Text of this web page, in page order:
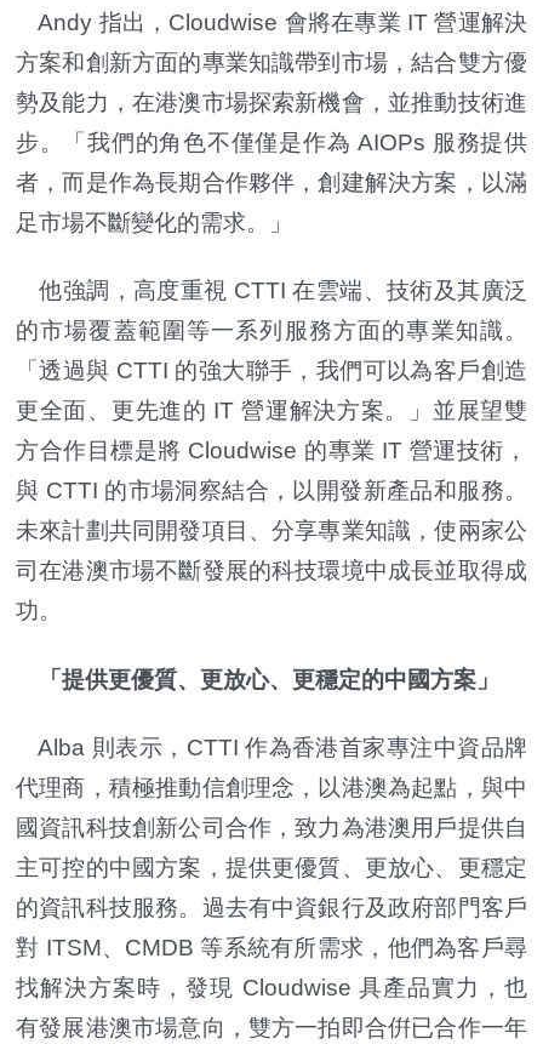
Andy 指出，Cloudwise 會將在專業 IT 營運解決
方案和創新方面的專業知識帶到市場，結合雙方優
勢及能力，在港澳市場探索新機會，並推動技術進
步。「我們的角色不僅僅是作為 AIOPs 服務提供
者，而是作為長期合作夥伴，創建解決方案，以滿
足市場不斷變化的需求。」
他強調，高度重視 CTTI 在雲端、技術及其廣泛
的市場覆蓋範圍等一系列服務方面的專業知識。
「透過與 CTTI 的強大聯手，我們可以為客戶創造
更全面、更先進的 IT 營運解決方案。」並展望雙
方合作目標是將 Cloudwise 的專業 IT 營運技術，
與 CTTI 的市場洞察結合，以開發新產品和服務。
未來計劃共同開發項目、分享專業知識，使兩家公
司在港澳市場不斷發展的科技環境中成長並取得成
功。
「提供更優質、更放心、更穩定的中國方案」
Alba 則表示，CTTI 作為香港首家專注中資品牌
代理商，積極推動信創理念，以港澳為起點，與中
國資訊科技創新公司合作，致力為港澳用戶提供自
主可控的中國方案，提供更優質、更放心、更穩定
的資訊科技服務。過去有中資銀行及政府部門客戶
對 ITSM、CMDB 等系統有所需求，他們為客戶尋
找解決方案時，發現 Cloudwise 具產品實力，也
有發展港澳市場意向，雙方一拍即合倂已合作一年